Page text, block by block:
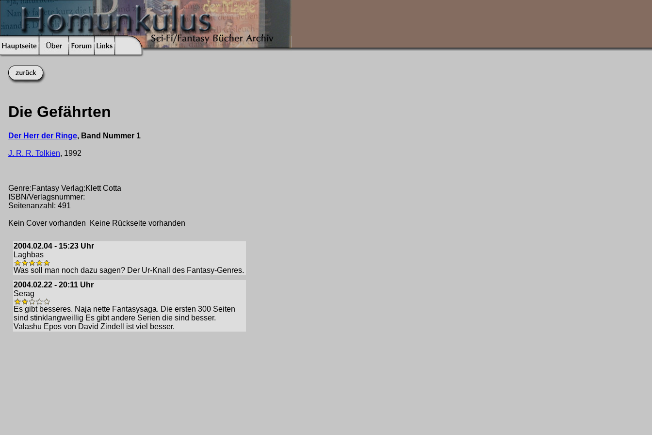
Die Gefährten
Der Herr der Ringe, Band Nummer 1
J. R. R. Tolkien, 1992
Genre:Fantasy Verlag:Klett Cotta
ISBN/Verlagsnummer:
Seitenanzahl: 491
Kein Cover vorhanden Keine Rückseite vorhanden
2004.02.04 - 15:23 Uhr
Laghbas
Was soll man noch dazu sagen? Der Ur-Knall des Fantasy-Genres.
2004.02.22 - 20:11 Uhr
Serag
Es gibt besseres. Naja nette Fantasysaga. Die ersten 300 Seiten
sind stinklangweillig Es gibt andere Serien die sind besser.
Valashu Epos von David Zindell ist viel besser.